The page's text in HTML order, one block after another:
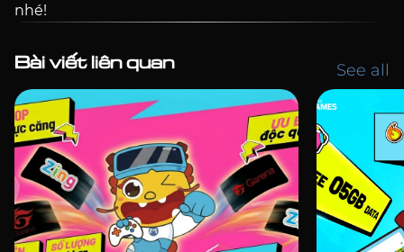
nhé!
Bài viết liên quan See all